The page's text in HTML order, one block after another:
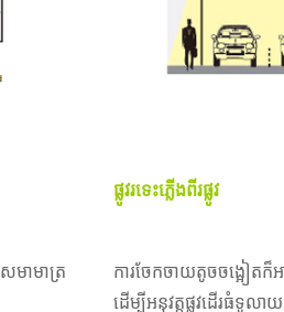
សមាមាត្រ
ផ្លូវរទេះភ្លើងពីរផ្លូវ
ការចែកចាយតូចចង្អៀតក៏អា
ដើម្បី​អនុវត្តផ្លូវដើរធំទូល